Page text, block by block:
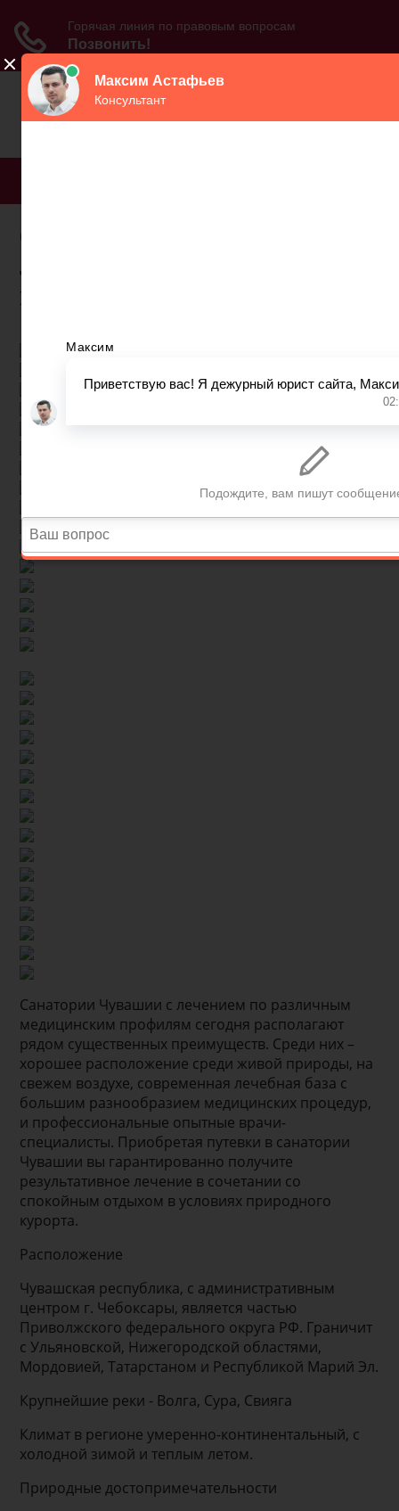
Санатории в чувашии с
лечением для
пенсионеров
Санатории Чувашии с лечением по различным
медицинским профилям сегодня располагают
рядом существенных преимуществ. Среди них –
хорошее расположение среди живой природы, на
свежем воздухе, современная лечебная база с
большим разнообразием медицинских процедур,
и профессиональные опытные врачи-
специалисты. Приобретая путевки в санатории
Чувашии вы гарантированно получите
результативное лечение в сочетании со
спокойным отдыхом в условиях природного
курорта.
Расположение
Чувашская республика, с административным
центром г. Чебоксары, является частью
Приволжского федерального округа РФ. Граничит
с Ульяновской, Нижегородской областями,
Мордовией, Татарстаном и Республикой Марий Эл.
Крупнейшие реки - Волга, Сура, Свияга
Климат в регионе умеренно-континентальный, с
холодной зимой и теплым летом.
Природные достопримечательности